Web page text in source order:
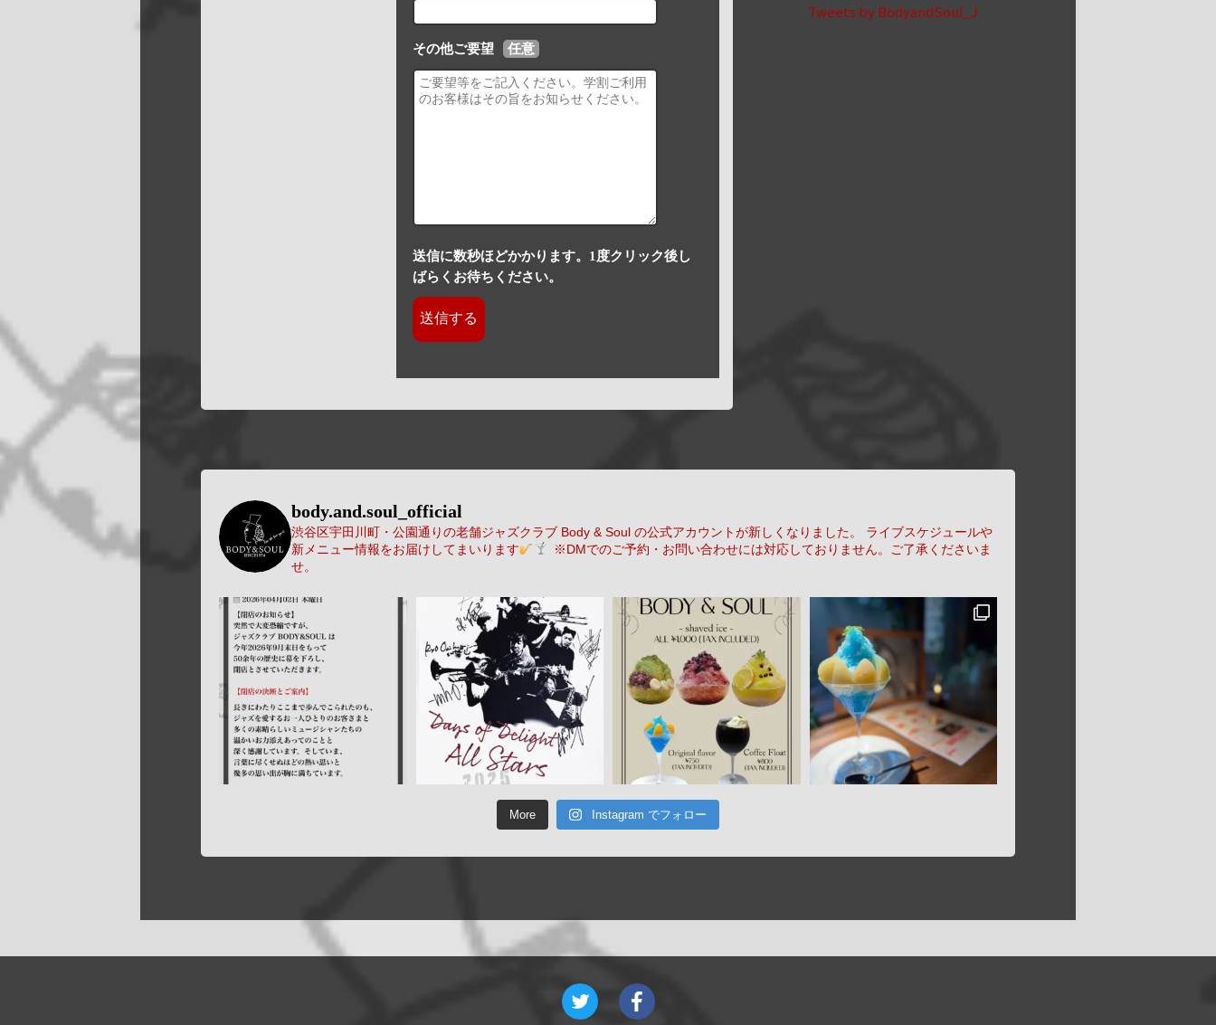
その他ご要望 任意
送信に数秒ほどかかります。1度クリック後し
ばらくお待ちください。
Tweets by BodyandSoul_J
body.and.soul_official
渋谷区宇田川町・公園通りの老舗ジャズクラブ Body & Soul の公式アカウントが新しくなりました。
ライブスケジュールや
新メニュー情報をお届けしてまいります
※DMでのご予約・お問い合わせには対応しておりません。ご了承くださいま
せ。
More Instagram でフォロー